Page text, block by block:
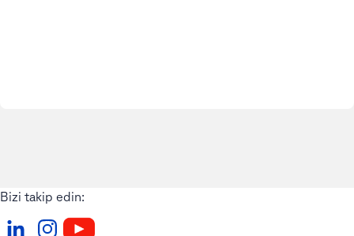
Bizi takip edin: